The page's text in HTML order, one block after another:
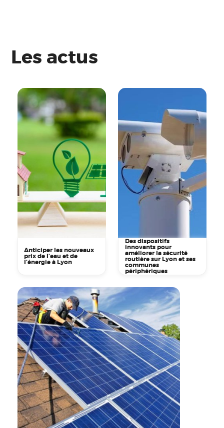
Les actus
Anticiper les nouveaux
prix de l’eau et de
l’énergie à Lyon
Des dispositifs
innovants pour
améliorer la sécurité
routière sur Lyon et ses
communes
périphériques